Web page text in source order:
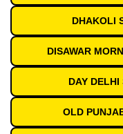
DHAKOLI
DISAWAR
DAY
OLD